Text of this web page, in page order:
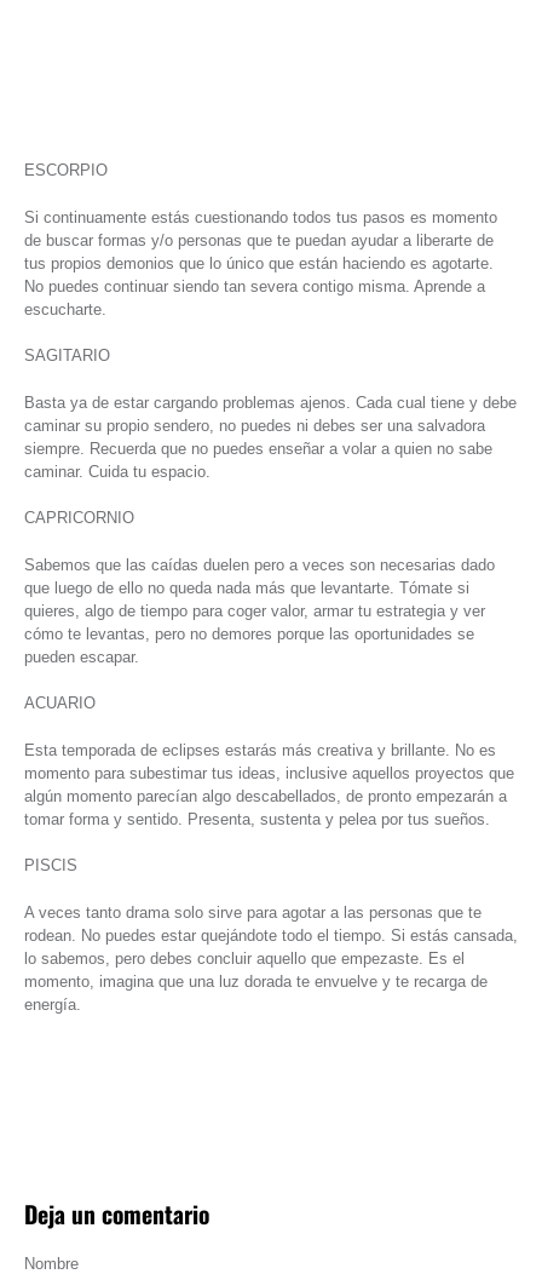
ESCORPIO
Si continuamente estás cuestionando todos tus pasos es momento
de buscar formas y/o personas que te puedan ayudar a liberarte de
tus propios demonios que lo único que están haciendo es agotarte.
No puedes continuar siendo tan severa contigo misma. Aprende a
escucharte.
SAGITARIO
Basta ya de estar cargando problemas ajenos. Cada cual tiene y debe
caminar su propio sendero, no puedes ni debes ser una salvadora
siempre. Recuerda que no puedes enseñar a volar a quien no sabe
caminar. Cuida tu espacio.
CAPRICORNIO
Sabemos que las caídas duelen pero a veces son necesarias dado
que luego de ello no queda nada más que levantarte. Tómate si
quieres, algo de tiempo para coger valor, armar tu estrategia y ver
cómo te levantas, pero no demores porque las oportunidades se
pueden escapar.
ACUARIO
Esta temporada de eclipses estarás más creativa y brillante. No es
momento para subestimar tus ideas, inclusive aquellos proyectos que
algún momento parecían algo descabellados, de pronto empezarán a
tomar forma y sentido. Presenta, sustenta y pelea por tus sueños.
PISCIS
A veces tanto drama solo sirve para agotar a las personas que te
rodean. No puedes estar quejándote todo el tiempo. Si estás cansada,
lo sabemos, pero debes concluir aquello que empezaste. Es el
momento, imagina que una luz dorada te envuelve y te recarga de
energía.
Deja un comentario
Nombre